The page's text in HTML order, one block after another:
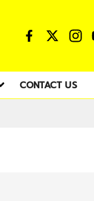
CONTACT US